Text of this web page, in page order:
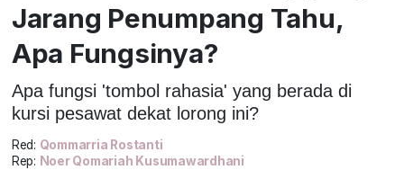
Jarang Penumpang Tahu,
Apa Fungsinya?
Apa fungsi 'tombol rahasia' yang berada di
kursi pesawat dekat lorong ini?
Red: Qommarria Rostanti
Rep: Noer Qomariah Kusumawardhani